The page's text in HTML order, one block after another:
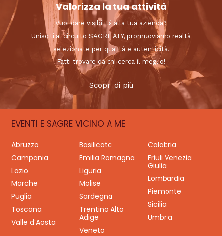
Valorizza la tua attività
Vuoi dare visibilità alla tua azienda?
Unisciti al circuito SAGRITALY, promuoviamo realtà
selezionate per qualità e autenticità.
Fatti trovare da chi cerca il meglio!
Scopri di più
EVENTI E SAGRE VICINO A ME
Abruzzo Basilicata
Calabria
Campania
Emilia Romagna
Friuli Venezia
Giulia
Lazio
Liguria
Lombardia
Marche
Molise
Piemonte
Puglia
Sardegna
Sicilia
Toscana
Trentino Alto
Adige
Umbria
Valle d’Aosta
Veneto